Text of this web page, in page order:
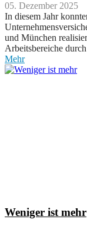
05. Dezember 2025
In diesem Jahr
und München
Arbeitsbereiche
Mehr
Weniger ist mehr